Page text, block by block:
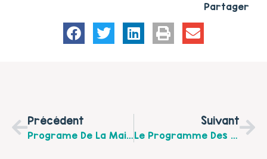
Partager
Précédent
Programe De La Maison Des Ados De Janvier À Avril 2022
Suivant
Le Programme Des Vacances De Février Par La Note Bleue